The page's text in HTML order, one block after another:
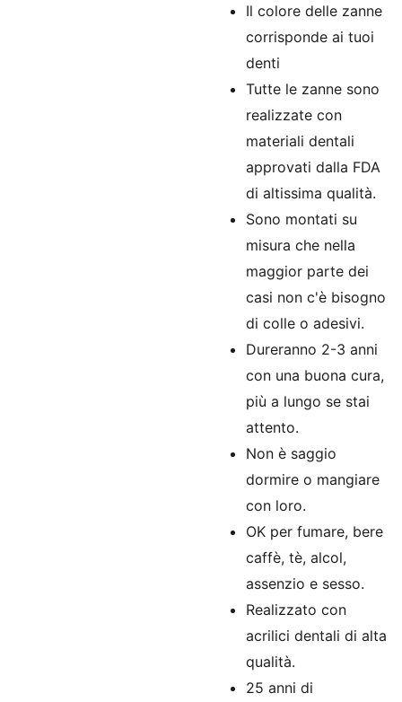
Il colore delle zanne
corrisponde ai tuoi
denti
Tutte le zanne sono
realizzate con
materiali dentali
approvati dalla FDA
di altissima qualità.
Sono montati su
misura che nella
maggior parte dei
casi non c'è bisogno
di colle o adesivi.
Dureranno 2-3 anni
con una buona cura,
più a lungo se stai
attento.
Non è saggio
dormire o mangiare
con loro.
OK per fumare, bere
caffè, tè, alcol,
assenzio e sesso.
Realizzato con
acrilici dentali di alta
qualità.
25 anni di